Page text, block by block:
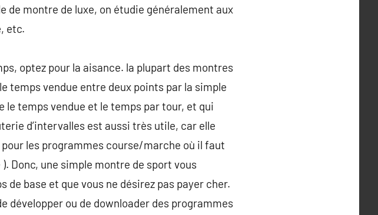
de montre de luxe, on étudie généralement aux
etc.
optez pour la aisance. la plupart des montres
temps vendue entre deux points par la simple
le temps vendue et le temps par tour, et qui
d’intervalles est aussi très utile, car elle
les programmes course/marche où il faut
Donc, une simple montre de sport vous
de base et que vous ne désirez pas payer cher.
développer ou de downloader des programmes